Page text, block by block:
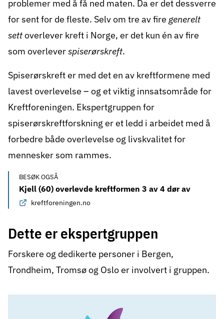
problemer med å få ned maten. Da er det dessverre
for sent for de fleste. Selv om tre av fire generelt
settoverlever kreft i Norge, er det kun én av fire
som overleverspiserørskreft.
Spiserørskreft er med det en av kreftformene med
lavest overlevelse – og et viktig innsatsområde for
Kreftforeningen. Ekspertgruppen for
spiserørskreftforskning er et ledd i arbeidet med å
forbedre både overlevelse og livskvalitet for
mennesker som rammes.
BESØK OGSÅ
Kjell (60) overlevde kreftformen 3 av 4 dør av
kreftforeningen.no
Dette er ekspertgruppen
Forskere og dedikerte personer i Bergen,
Trondheim, Tromsø og Oslo er involvert i gruppen.